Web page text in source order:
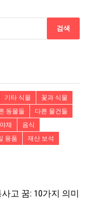
기타 식물
꽃과 식물
동물들
다른 물건들
야채
음식
용품
재산 보석
사고 꿈: 10가지 의미